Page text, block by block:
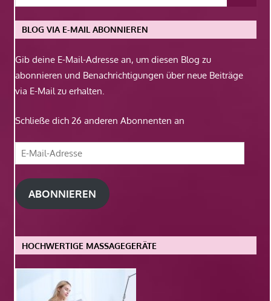
BLOG VIA E-MAIL ABONNIEREN
Gib deine E-Mail-Adresse an, um diesen Blog zu
abonnieren und Benachrichtigungen über neue Beiträge
via E-Mail zu erhalten.
Schließe dich 26 anderen Abonnenten an
E-
Mail-
Adresse
ABONNIEREN
HOCHWERTIGE MASSAGEGERÄTE